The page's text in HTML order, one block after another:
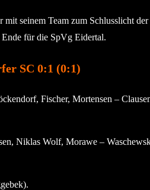
seinem Team zum Schlusslicht
für die SpVg Eidertal.
SC 0:1 (0:1)
Fischer, Mortensen –
Niklas Wolf, Morawe –